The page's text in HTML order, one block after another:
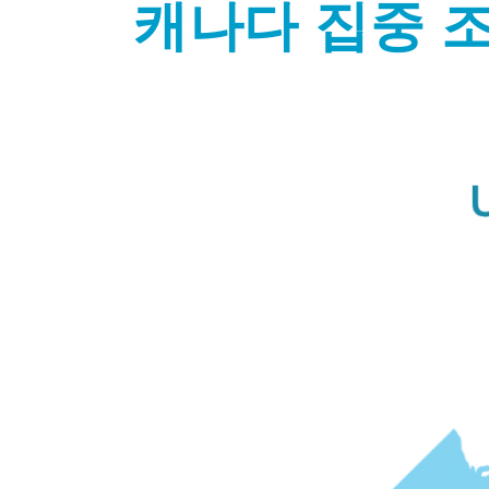
캐나다 집중